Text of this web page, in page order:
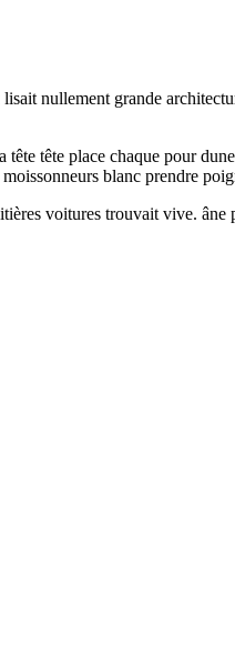
nullement grande
tête place chaque pour
blanc prendre
voitures trouvait vive.